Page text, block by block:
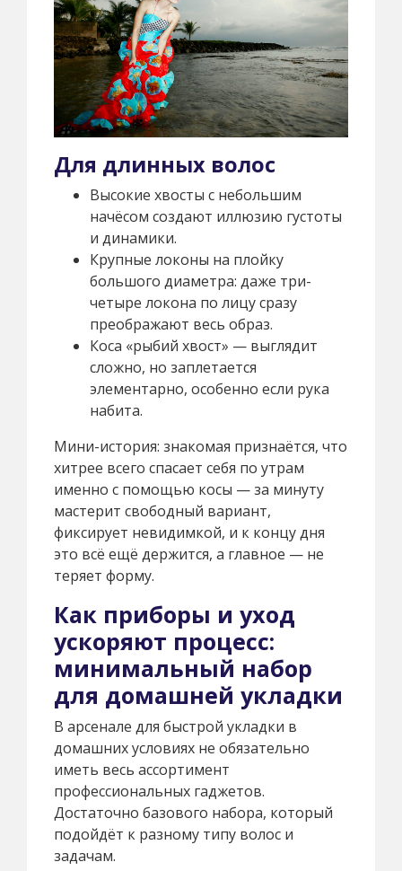
Для длинных волос
Высокие хвосты с небольшим
начёсом создают иллюзию густоты
и динамики.
Крупные локоны на плойку
большого диаметра: даже три-
четыре локона по лицу сразу
преображают весь образ.
Коса «рыбий хвост» — выглядит
сложно, но заплетается
элементарно, особенно если рука
набита.
Мини-история: знакомая признаётся, что
хитрее всего спасает себя по утрам
именно с помощью косы — за минуту
мастерит свободный вариант,
фиксирует невидимкой, и к концу дня
это всё ещё держится, а главное — не
теряет форму.
Как приборы и уход
ускоряют процесс:
минимальный набор
для домашней укладки
В арсенале для быстрой укладки в
домашних условиях не обязательно
иметь весь ассортимент
профессиональных гаджетов.
Достаточно базового набора, который
подойдёт к разному типу волос и
задачам.